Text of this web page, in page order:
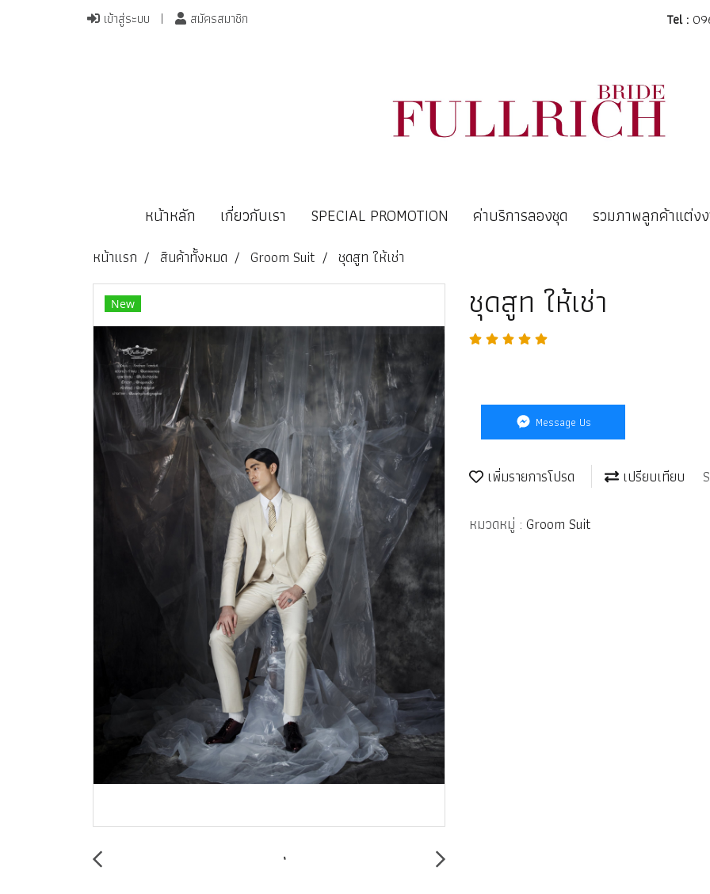
เข้าสู่ระบบ สมัครสมาชิก Tel :
หน้าหลัก เกี่ยวกับเรา SPECIAL PROMOTION ค่าบริการลองชุด รวมภาพลูกค้าแต่ง
หน้าแรก สินค้าทั้งหมด Groom Suit ชุดสูท ให้เช่า
New ชุดสูท ให้เช่า
Message Us
เพิ่มรายการโปรด เปรียบเทียบ
หมวดหมู่ : Groom Suit